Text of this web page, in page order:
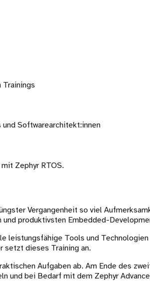
Trainings
Softwarearchitekt:innen
Zephyr RTOS.
Vergangenheit so viel
produktivsten Embedded-
leistungsfähige Tools und
setzt dieses Training an.
Aufgaben ab. Am Ende des
und bei Bedarf mit dem Zephyr